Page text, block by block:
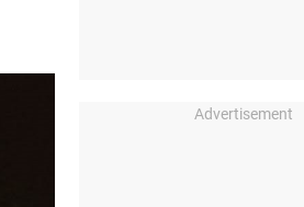
Advertisement